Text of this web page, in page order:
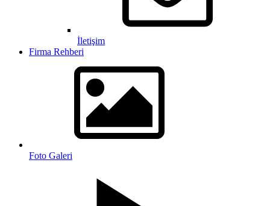
İletişim
Firma Rehberi
Foto Galeri